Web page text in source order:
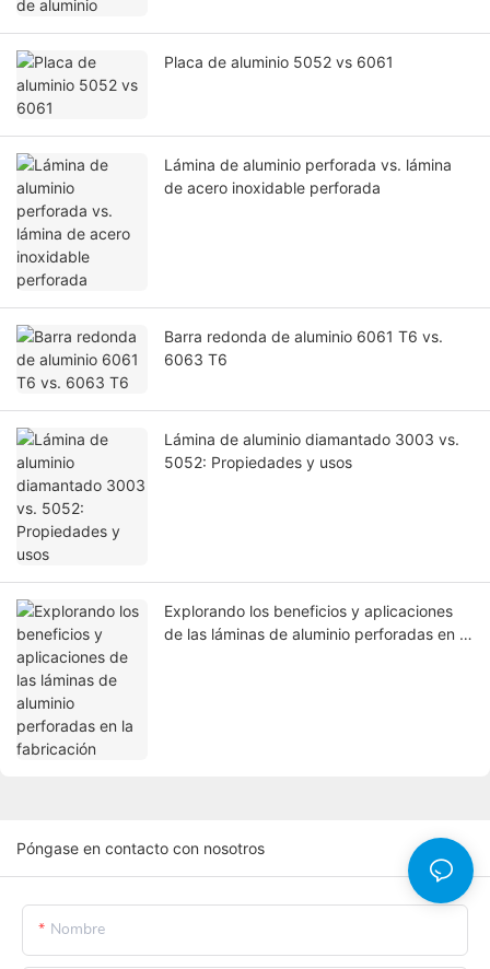
Placa de aluminio 5052 vs 6061
Lámina de aluminio perforada vs. lámina
de acero inoxidable perforada
Barra redonda de aluminio 6061 T6 vs.
6063 T6
Lámina de aluminio diamantado 3003 vs.
5052: Propiedades y usos
Explorando los beneficios y aplicaciones
de las láminas de aluminio perforadas en la
Póngase en contacto con nosotros
Nombre